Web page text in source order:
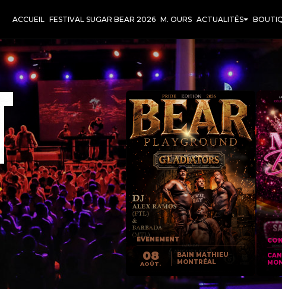
ACCUEIL FESTIVAL SUGAR BEAR 2026 M. OURS ACTUALITÉS
EVENEMENT
08
AOÛT.
BAIN MATHIEU
MONTRÉAL